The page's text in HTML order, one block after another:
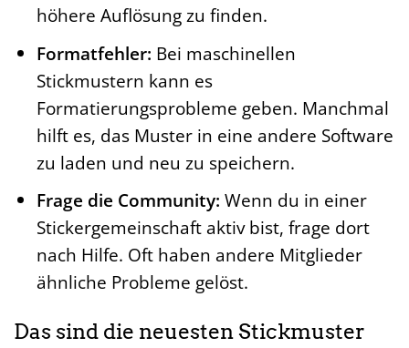
höhere Auflösung zu finden.
Formatfehler: Bei maschinellen
Stickmustern kann es
Formatierungsprobleme geben. Manchmal
hilft es, das Muster in eine andere Software
zu laden und neu zu speichern.
Frage die Community: Wenn du in einer
Stickergemeinschaft aktiv bist, frage dort
nach Hilfe. Oft haben andere Mitglieder
ähnliche Probleme gelöst.
Das sind die neuesten Stickmuster